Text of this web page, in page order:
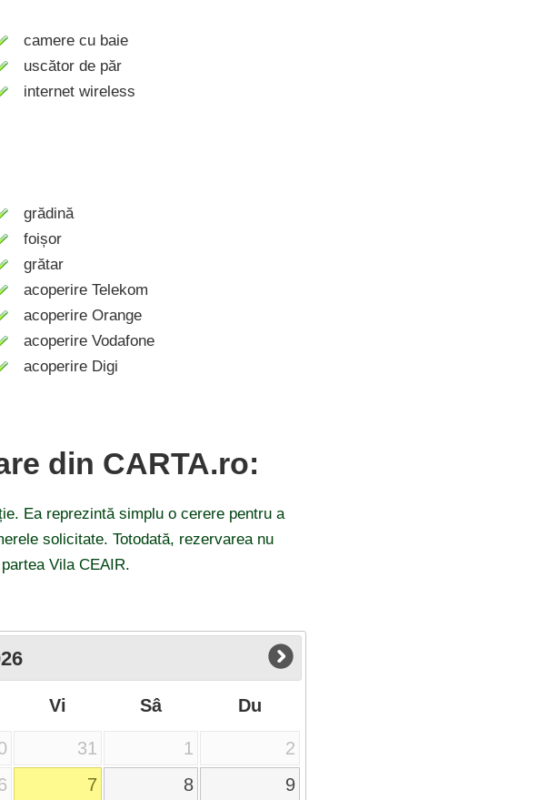
camere cu baie
uscător de păr
internet wireless
grădină
foișor
grătar
acoperire Telekom
acoperire Orange
acoperire Vodafone
acoperire Digi
din CARTA.ro:
Ea reprezintă simplu o cerere pentru a
solicitate. Totodată, rezervarea nu
Vila CEAIR.
Vi Sâ Du
31 1
2
7 8
9